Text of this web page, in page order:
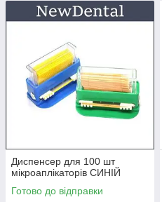
Диспенсер для 100 шт
мікроаплікаторів СИНІЙ
Готово до відправки